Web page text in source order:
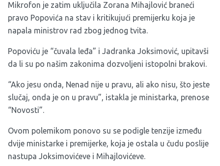
Mikrofon je zatim uključila Zorana Mihajlović braneći
pravo Popovića na stav i kritikujući premijerku koja je
napala ministrov rad zbog jednog tvita.
Popoviću je “čuvala leđa” i Jadranka Joksimović, upitavši
da li su po našim zakonima dozvoljeni istopolni brakovi.
“Ako jesu onda, Nenad nije u pravu, ali ako nisu, što jeste
slučaj, onda je on u pravu”, istakla je ministarka, prenose
“Novosti”.
Ovom polemikom ponovo su se podigle tenzije između
dvije ministarke i premijerke, koja je ostala u čudu poslije
nastupa Joksimovićeve i Mihajlovićeve.